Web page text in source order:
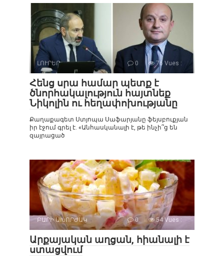
ԼՈՒՐԵՐ 0 76 Vues :
Հենց սրա համար պետք է
ծնորհակալություն հայտնեք
Նիկոլին ու հեղափոխությանը
Քաղաքագետ Ստյոպա Սաֆարյանը ֆեյսբուքյան
իր էջում գրել է. «Անհասկանալի է, թե ինչի՞ց են
զայրացած
ԲԱՐԻ ԱԽՈՐԺԱԿ 0 54 Vues :
Արքայական աղցան, հիանալի է
ստացվում